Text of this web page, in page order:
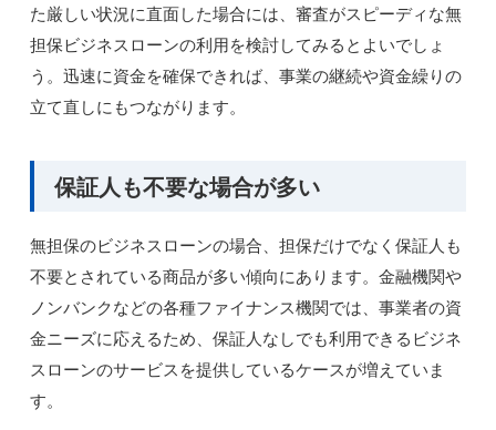
た厳しい状況に直面した場合には、審査がスピーディな無
担保ビジネスローンの利用を検討してみるとよいでしょ
う。迅速に資金を確保できれば、事業の継続や資金繰りの
立て直しにもつながります。
保証人も不要な場合が多い
無担保のビジネスローンの場合、担保だけでなく保証人も
不要とされている商品が多い傾向にあります。金融機関や
ノンバンクなどの各種ファイナンス機関では、事業者の資
金ニーズに応えるため、保証人なしでも利用できるビジネ
スローンのサービスを提供しているケースが増えていま
す。